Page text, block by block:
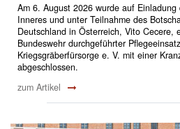
Am 6. August 2026 wurde auf
Inneres und unter Teilnahme des
Deutschland in Österreich, Vito Cecere,
Bundeswehr durchgeführter
Kriegsgräberfürsorge e. V. mit einer
abgeschlossen.
zum Artikel